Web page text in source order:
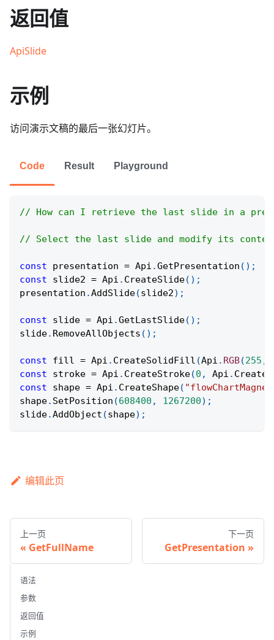
返回值
ApiSlide
示例
访问演示文稿的最后一张幻灯片。
Code Result Playground
// How can I retrieve the last slide in a
// Select the last slide and modify its
const presentation = Api .GetPresentation ( ) ;
const slide2 = Api . CreateSlide( ) ;
presentation .AddSlide(slide2) ;
const slide = Api .GetLastSlide( ) ;
slide. RemoveAllObjects ( ) ;
const fill = Api . CreateSolidFill (Api . RGB(255 ,
const stroke = Api . CreateStroke(0 , Api .
const shape = Api . CreateShape(
shape. SetPosition (608400 , 1267200) ;
slide.AddObject (shape) ;
编辑此页
上一页
GetFullName
下一页
GetPresentation
语法
参数
返回值
示例